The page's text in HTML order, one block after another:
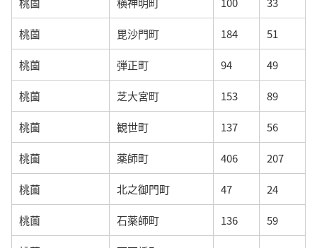
桃薗 毘沙門町 184 51
桃薗 弾正町 94 49
桃薗 芝大宮町 153 89
桃薗 観世町 137 56
桃薗 薬師町 406 207
桃薗 北之御門町 47 24
桃薗 石薬師町 136 59